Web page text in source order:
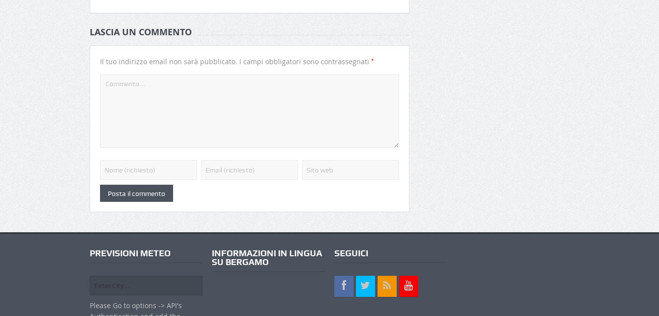
LASCIA UN COMMENTO
Il tuo indirizzo email non sarà pubblicato. I campi obbligatori sono contrassegnati *
PREVISIONI METEO
Please Go to options -> API's
INFORMAZIONI IN LINGUA
SU BERGAMO
SEGUICI